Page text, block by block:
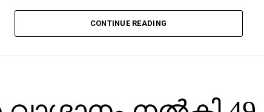
CONTINUE READING